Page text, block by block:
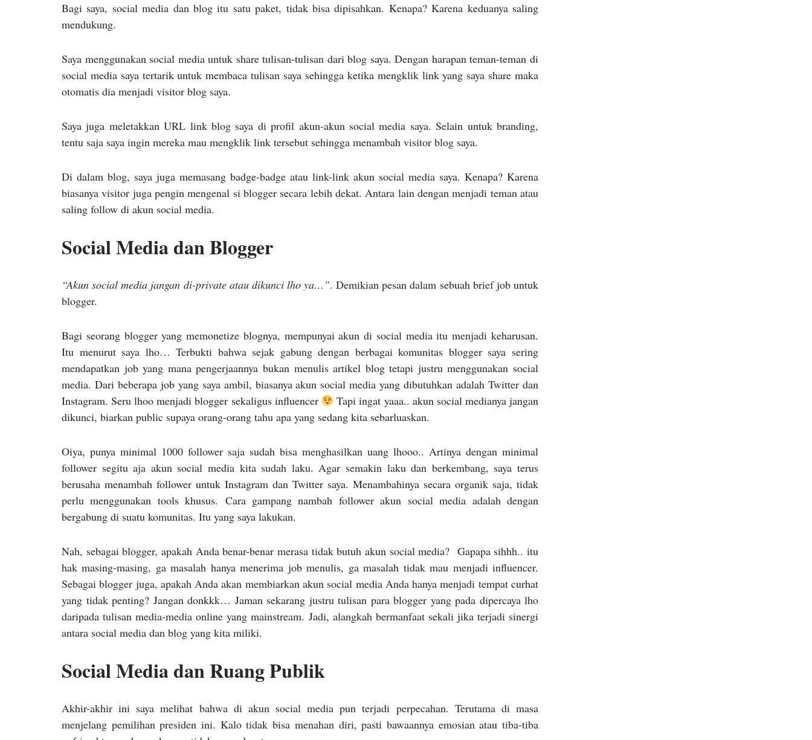
Bagi saya, social media dan blog itu satu paket, tidak bisa dipisahkan. Kenapa? Karena keduanya saling
mendukung.
Saya menggunakan social media untuk share tulisan-tulisan dari blog saya. Dengan harapan teman-teman di
social media saya tertarik untuk membaca tulisan saya sehingga ketika mengklik link yang saya share maka
otomatis dia menjadi visitor blog saya.
Saya juga meletakkan URL link blog saya di profil akun-akun social media saya. Selain untuk branding,
tentu saja saya ingin mereka mau mengklik link tersebut sehingga menambah visitor blog saya.
Di dalam blog, saya juga memasang badge-badge atau link-link akun social media saya. Kenapa? Karena
biasanya visitor juga pengin mengenal si blogger secara lebih dekat. Antara lain dengan menjadi teman atau
saling follow di akun social media.
Social Media dan Blogger
“Akun social media jangan di-private atau dikunci lho ya…”. Demikian pesan dalam sebuah brief job untuk
blogger.
Bagi seorang blogger yang memonetize blognya, mempunyai akun di social media itu menjadi keharusan.
Itu menurut saya lho… Terbukti bahwa sejak gabung dengan berbagai komunitas blogger saya sering
mendapatkan job yang mana pengerjaannya bukan menulis artikel blog tetapi justru menggunakan social
media. Dari beberapa job yang saya ambil, biasanya akun social media yang dibutuhkan adalah Twitter dan
Instagram. Seru lhoo menjadi blogger sekaligus influencer
Tapi ingat yaaa.. akun social medianya jangan
dikunci, biarkan public supaya orang-orang tahu apa yang sedang kita sebarluaskan.
Oiya, punya minimal 1000 follower saja sudah bisa menghasilkan uang lhooo.. Artinya dengan minimal
follower segitu aja akun social media kita sudah laku. Agar semakin laku dan berkembang, saya terus
berusaha menambah follower untuk Instagram dan Twitter saya. Menambahinya secara organik saja, tidak
perlu menggunakan tools khusus. Cara gampang nambah follower akun social media adalah dengan
bergabung di suatu komunitas. Itu yang saya lakukan.
Nah, sebagai blogger, apakah Anda benar-benar merasa tidak butuh akun social media? Gapapa sihhh.. itu
hak masing-masing, ga masalah hanya menerima job menulis, ga masalah tidak mau menjadi influencer.
Sebagai blogger juga, apakah Anda akan membiarkan akun social media Anda hanya menjadi tempat curhat
yang tidak penting? Jangan donkkk… Jaman sekarang justru tulisan para blogger yang pada dipercaya lho
daripada tulisan media-media online yang mainstream. Jadi, alangkah bermanfaat sekali jika terjadi sinergi
antara social media dan blog yang kita miliki.
Social Media dan Ruang Publik
Akhir-akhir ini saya melihat bahwa di akun social media pun terjadi perpecahan. Terutama di masa
menjelang pemilihan presiden ini. Kalo tidak bisa menahan diri, pasti bawaannya emosian atau tiba-tiba